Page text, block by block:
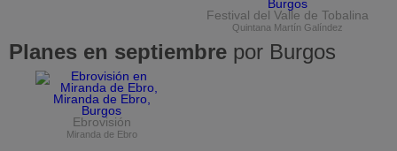
Festival del Valle de Tobalina
Quintana Martín Galíndez
Planes en septiembre por Burgos
Ebrovisión
Miranda de Ebro